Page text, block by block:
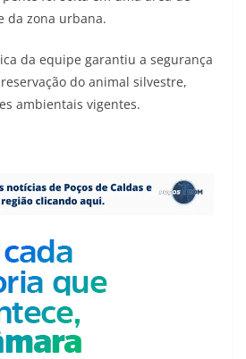
da zona urbana.
da equipe garantiu a segurança
do animal silvestre,
ambientais vigentes.